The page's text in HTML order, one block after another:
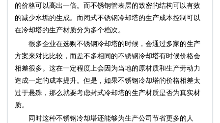
的价格可以高出一倍。而不锈钢管表层的致密的结构可以有效
的减少水垢的生成。而闭式不锈钢冷却塔的生产成本控制可以
在冷却塔的生产材质分为多个档次。
很多企业在选购不锈钢冷却塔的时候，会通过多家的生产
方案来对比比较，而差不多相同的不锈钢冷却塔有时候价格会
相差很多。这在一定程度上会因为当地的原材质和生产劳动力
造成一定的成本提升。但是，如果不锈钢冷却塔的价格相差太
过于悬殊，那么就要考虑封式冷却塔的生产材质是否为真实材
质。
同时这种不锈钢冷却塔还能够为生产公司节省更多的人